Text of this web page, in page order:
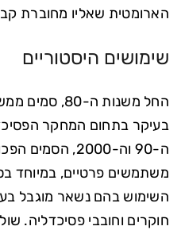
הארומטית שאליו מחוברת
שימושים היסטוריים
בעיקר בתחום המחקר
ה-90 וה-2000,
משתמשים פרטיים, במיוחד
השימוש בהם נשאר מוגבל
חוקרים וחובבי פסיכדליה.